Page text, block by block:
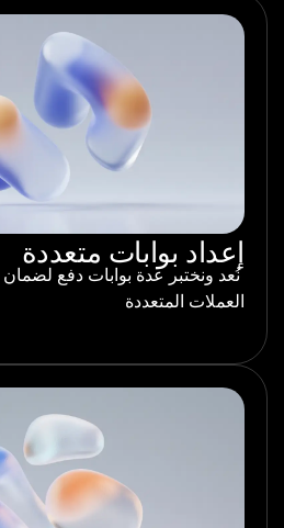
إعداد بوابات متعددة
نُعد ونختبر عدة بوابات دفع لضمان
العملات المتعددة